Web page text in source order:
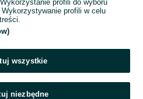
2
profili do wyboru
profili w celu
wszystkie
niezbędne